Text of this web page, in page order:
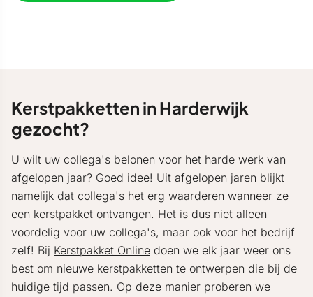
Kerstpakketten in Harderwijk
gezocht?
U wilt uw collega's belonen voor het harde werk van
afgelopen jaar? Goed idee! Uit afgelopen jaren blijkt
namelijk dat collega's het erg waarderen wanneer ze
een kerstpakket ontvangen. Het is dus niet alleen
voordelig voor uw collega's, maar ook voor het bedrijf
zelf! Bij Kerstpakket Online doen we elk jaar weer ons
best om nieuwe kerstpakketten te ontwerpen die bij de
huidige tijd passen. Op deze manier proberen we